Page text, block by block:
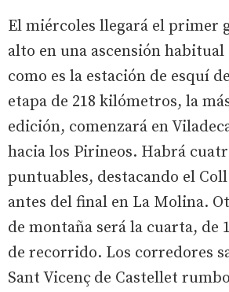
El miércoles llegará el primer
alto en una ascensión
como es la estación de esquí
etapa de 218 kilómetros, la
edición, comenzará en
hacia los Pirineos. Habrá
puntuables, destacando el
antes del final en La Molina.
de montaña será la cuarta, de
de recorrido. Los corredores
Sant Vicenç de Castellet